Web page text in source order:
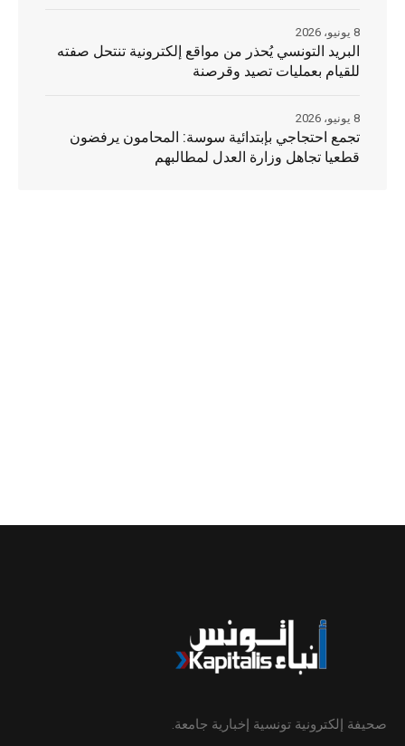
البريد التونسي يُحذر من مواقع إلكترونية تنتحل صفته
للقيام بعمليات تصيد وقرصنة
8 يونيو، 2026
تجمع احتجاجي بإبتدائية سوسة: المحامون يرفضون
قطعيا تجاهل وزارة العدل لمطالبهم
8 يونيو، 2026
صحيفة إلكترونية تونسية إخبارية جامعة.